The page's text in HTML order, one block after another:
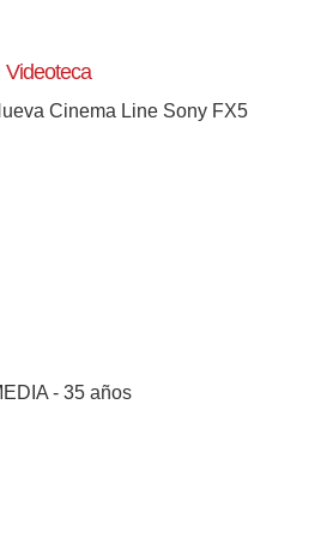
Videoteca
Cinema Line Sony FX5
- 35 años